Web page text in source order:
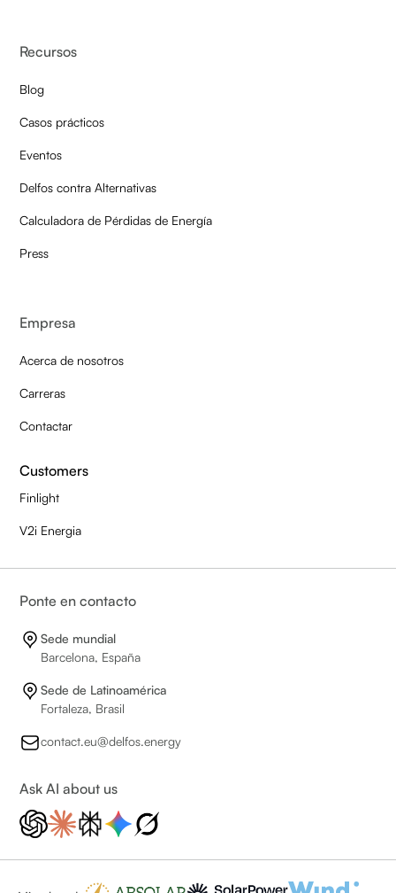
Recursos
Blog
Casos prácticos
Eventos
Delfos contra Alternativas
Calculadora de Pérdidas de Energía
Press
Empresa
Acerca de nosotros
Carreras
Contactar
Customers
Finlight
V2i Energia
Ponte en contacto
Sede mundial
Barcelona, España
Sede de Latinoamérica
Fortaleza, Brasil
contact.eu@delfos.energy
Ask AI about us